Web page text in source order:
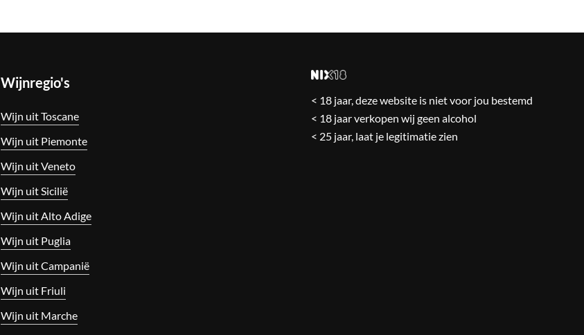
Wijnregio's
Wijn uit Toscane
Wijn uit Piemonte
Wijn uit Veneto
Wijn uit Sicilië
Wijn uit Alto Adige
Wijn uit Puglia
Wijn uit Campanië
Wijn uit Friuli
Wijn uit Marche
< 18 jaar, deze website is niet voor jou bestemd
< 18 jaar verkopen wij geen alcohol
< 25 jaar, laat je legitimatie zien